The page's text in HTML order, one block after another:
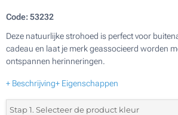
Code:53232
Deze natuurlijke strohoed is perfect voor
cadeau en laat je merk geassocieerd worden
ontspannen herinneringen.
+ Beschrijving+ Eigenschappen
Stap 1. Selecteer de product kleur